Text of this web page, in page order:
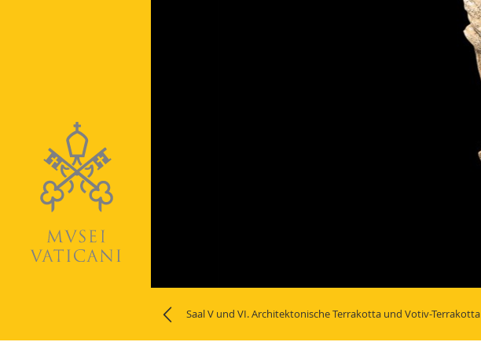
Naviga
la Saal V und VI. Architektonische Terrakotta und Votiv-Terrakotta